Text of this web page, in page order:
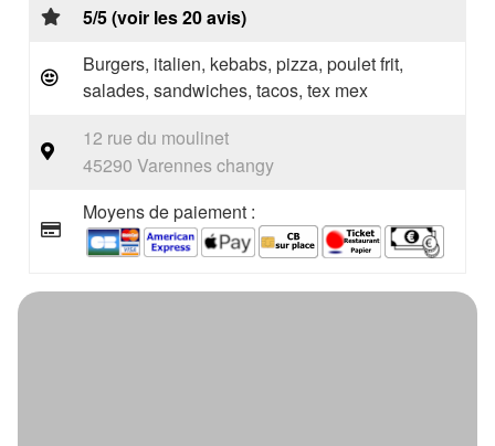
5/5 (voir les 20 avis)
Burgers, italien, kebabs, pizza, poulet frit,
salades, sandwiches, tacos, tex mex
12 rue du moulinet
45290 Varennes changy
Moyens de paiement :